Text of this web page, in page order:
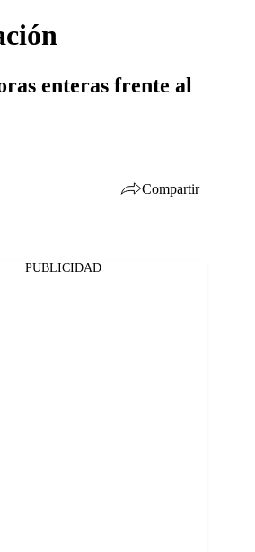
enteras frente al
Compartir
PUBLICIDAD